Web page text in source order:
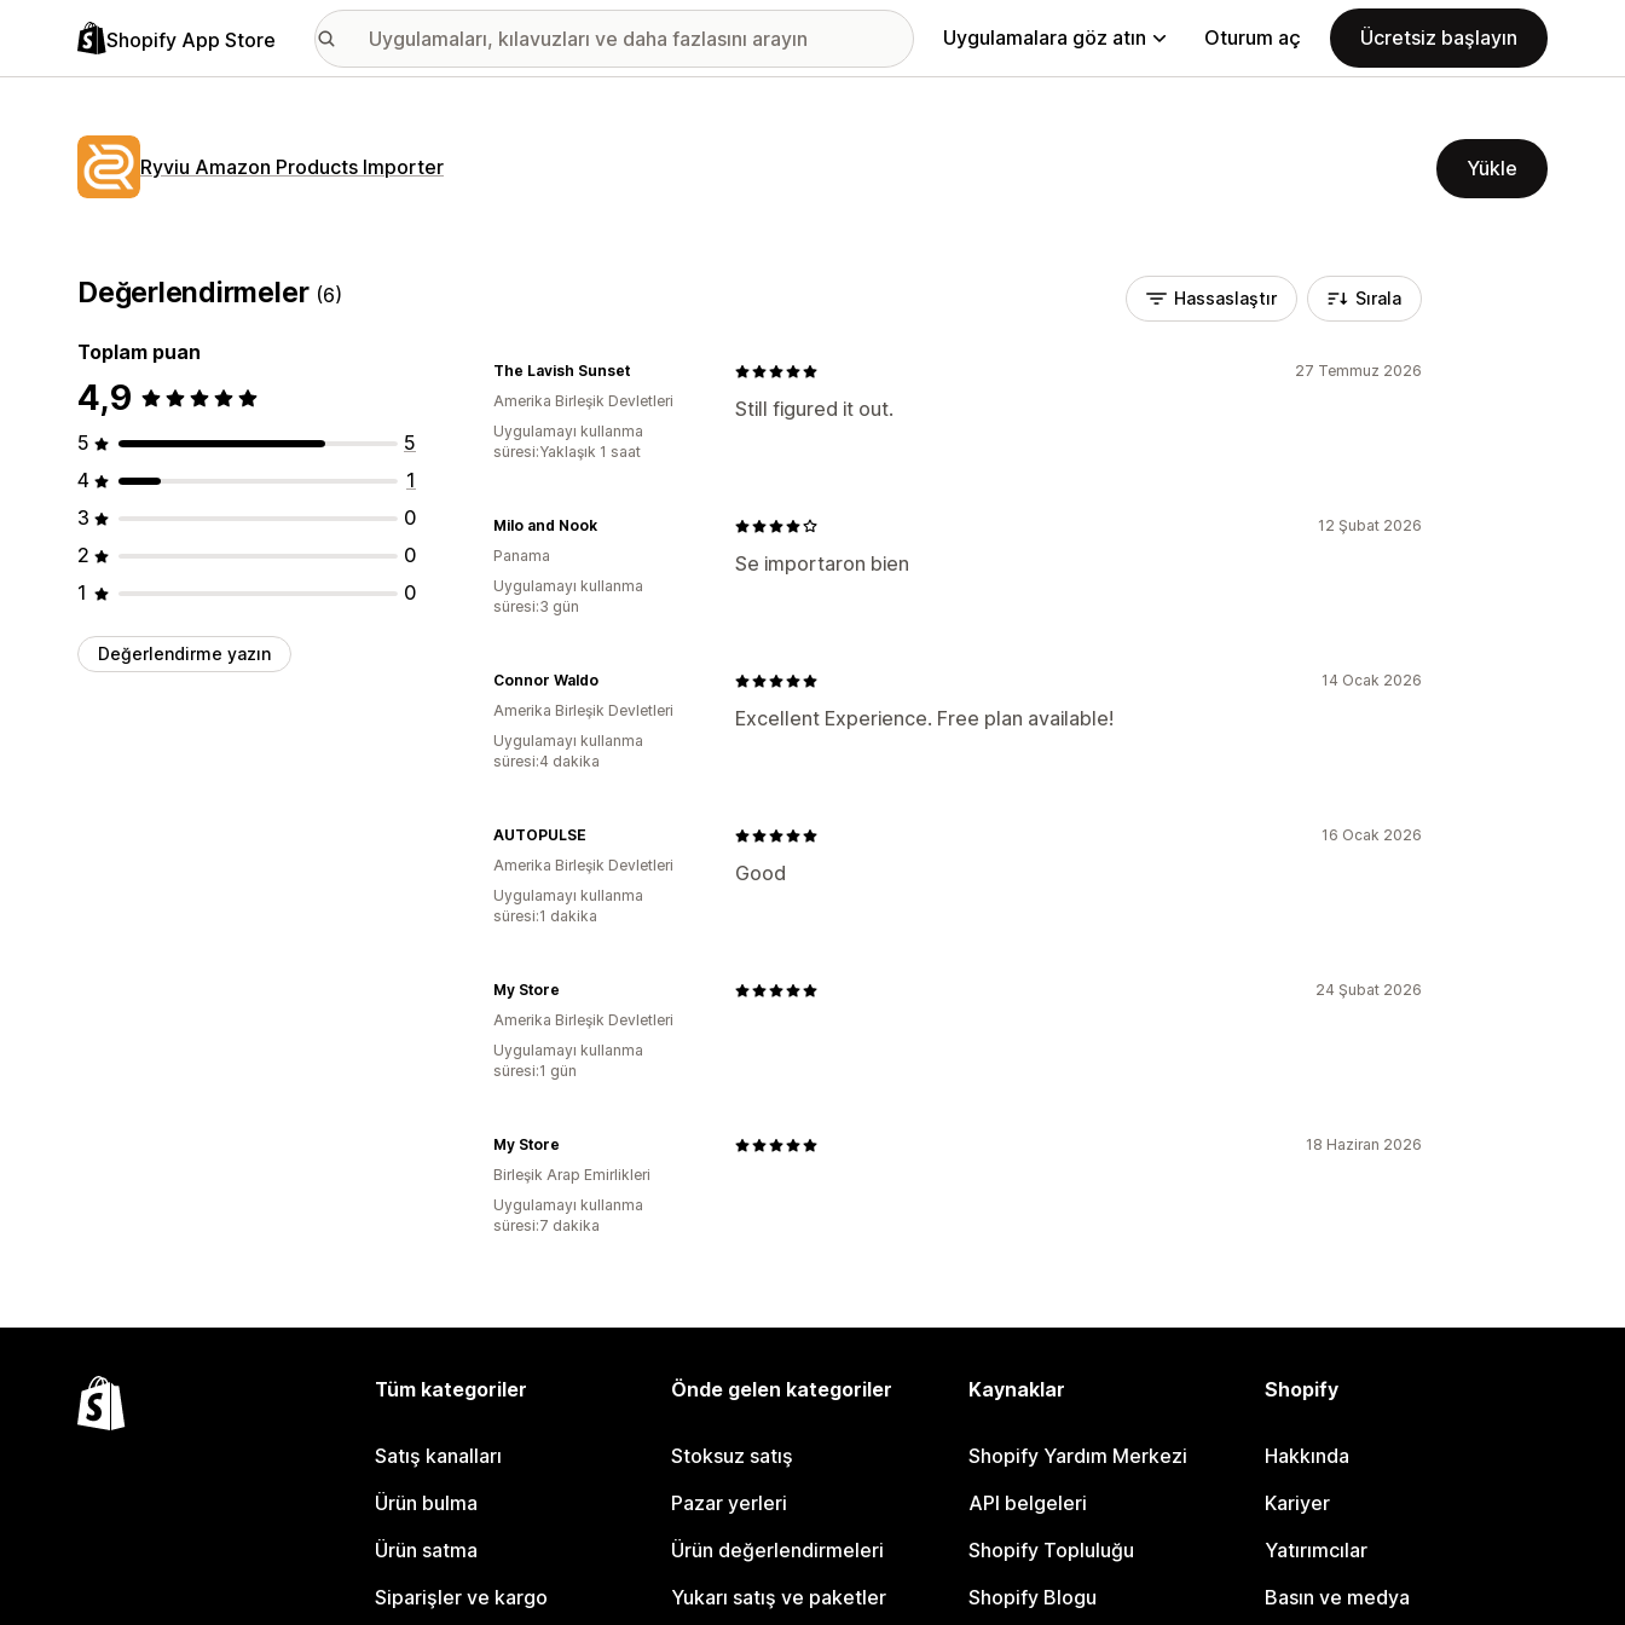
Shopify App Store Uygulamalara göz atın Oturum aç Ücretsiz başlayın
Ryviu Amazon Products Importer Yükle
Değerlendirmeler (6)
Toplam puan
4,9
5
5
4
1
3
0
2
0
1
0
Değerlendirme yazın
Hassaslaştır Sırala
27 Temmuz 2026
Still figured it out.
The Lavish Sunset
Amerika Birleşik Devletleri
Uygulamayı kullanma
süresi:Yaklaşık 1 saat
12 Şubat 2026
Se importaron bien
Milo and Nook
Panama
Uygulamayı kullanma
süresi:3 gün
14 Ocak 2026
Excellent Experience. Free plan available!
Connor Waldo
Amerika Birleşik Devletleri
Uygulamayı kullanma
süresi:4 dakika
16 Ocak 2026
Good
AUTOPULSE
Amerika Birleşik Devletleri
Uygulamayı kullanma
süresi:1 dakika
24 Şubat 2026
My Store
Amerika Birleşik Devletleri
Uygulamayı kullanma
süresi:1 gün
18 Haziran 2026
My Store
Birleşik Arap Emirlikleri
Uygulamayı kullanma
süresi:7 dakika
Tüm kategoriler
Satış kanalları
Ürün bulma
Ürün satma
Siparişler ve kargo
Önde gelen kategoriler
Stoksuz satış
Pazar yerleri
Ürün değerlendirmeleri
Yukarı satış ve paketler
Kaynaklar
Shopify Yardım Merkezi
API belgeleri
Shopify Topluluğu
Shopify Blogu
Shopify
Hakkında
Kariyer
Yatırımcılar
Basın ve medya